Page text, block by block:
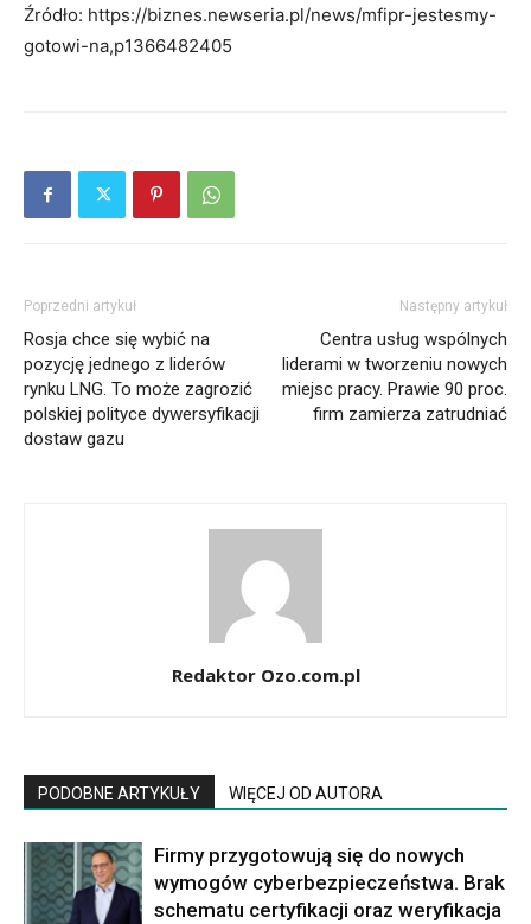
Źródło: https://biznes.newseria.pl/news/mfipr-jestesmy-
gotowi-na,p1366482405
Poprzedni artykuł
Rosja chce się wybić na
pozycję jednego z liderów
rynku LNG. To może zagrozić
polskiej polityce dywersyfikacji
dostaw gazu
Następny artykuł
Centra usług wspólnych
liderami w tworzeniu nowych
miejsc pracy. Prawie 90 proc.
firm zamierza zatrudniać
Redaktor Ozo.com.pl
PODOBNE ARTYKUŁY WIĘCEJ OD AUTORA
Firmy przygotowują się do nowych
wymogów cyberbezpieczeństwa. Brak
schematu certyfikacji oraz weryfikacja